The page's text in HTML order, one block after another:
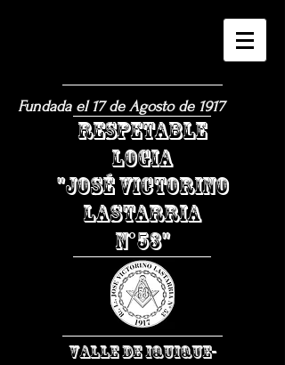
Fundada el 17 de Agosto de 1917
​RESPETABLE
LOGIA
"JOSÉ VICTORINO
LASTARRIA
N°53"
VALLE DE IQUIQUE-